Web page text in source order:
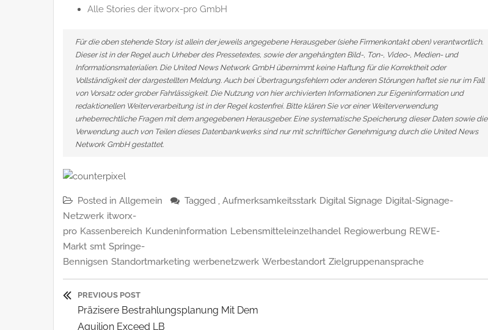
Alle Stories der itworx-pro GmbH
Für die oben stehende Story ist allein der jeweils angegebene Herausgeber (siehe Firmenkontakt oben) verantwortlich.
Dieser ist in der Regel auch Urheber des Pressetextes, sowie der angehängten Bild-, Ton-, Video-, Medien- und
Informationsmaterialien. Die United News Network GmbH übernimmt keine Haftung für die Korrektheit oder
Vollständigkeit der dargestellten Meldung. Auch bei Übertragungsfehlern oder anderen Störungen haftet sie nur im Fall
von Vorsatz oder grober Fahrlässigkeit. Die Nutzung von hier archivierten Informationen zur Eigeninformation und
redaktionellen Weiterverarbeitung ist in der Regel kostenfrei. Bitte klären Sie vor einer Weiterverwendung
urheberrechtliche Fragen mit dem angegebenen Herausgeber. Eine systematische Speicherung dieser Daten sowie die
Verwendung auch von Teilen dieses Datenbankwerks sind nur mit schriftlicher Genehmigung durch die United News
Network GmbH gestattet.
Posted in Allgemein Tagged , Aufmerksamkeitsstark Digital Signage Digital-Signage-
Netzwerk itworx-
pro Kassenbereich Kundeninformation Lebensmitteleinzelhandel Regiowerbung REWE-
Markt smt Springe-
Bennigsen Standortmarketing werbenetzwerk Werbestandort Zielgruppenansprache
Beitragsnavigation
PREVIOUS POST
Previous
Post:
Präzisere Bestrahlungsplanung Mit Dem
Aquilion Exceed LB